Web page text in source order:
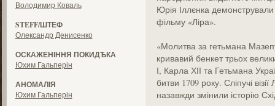
Володимир Коваль
STEFF/ШТЕФ
Олександр Денисенко
ОСКАЖЕНІННЯ ПОКИДѢКА
Юхим Гальперін
АНОМАЛІЯ
Юхим Гальперін
Юрія Іллєнка демонстрували
фільму «Ліра».
«Молитва за гетьмана
кривавий бенкет трьох
І, Карла ХІІ та Гетьмана
битви 1709 року. Сліпучі
назавжди змінили історію